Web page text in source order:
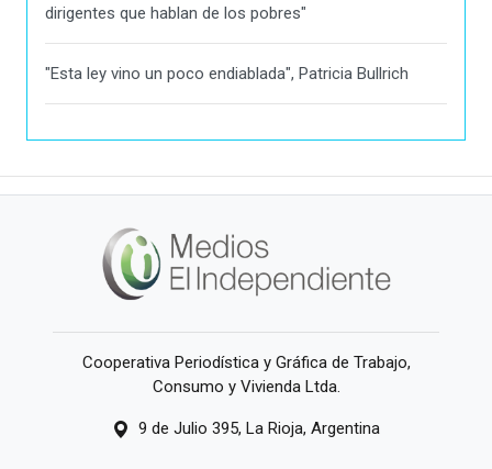
dirigentes que hablan de los pobres"
"Esta ley vino un poco endiablada", Patricia Bullrich
Cooperativa Periodística y Gráfica de Trabajo,
Consumo y Vivienda Ltda.
9 de Julio 395, La Rioja, Argentina